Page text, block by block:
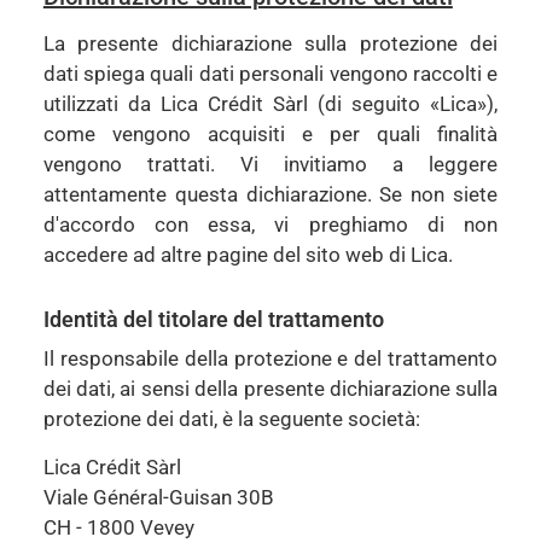
La presente dichiarazione sulla protezione dei
dati spiega quali dati personali vengono raccolti e
utilizzati da Lica Crédit Sàrl (di seguito «Lica»),
come vengono acquisiti e per quali finalità
vengono trattati. Vi invitiamo a leggere
attentamente questa dichiarazione. Se non siete
d'accordo con essa, vi preghiamo di non
accedere ad altre pagine del sito web di Lica.
Identità del titolare del trattamento
Il responsabile della protezione e del trattamento
dei dati, ai sensi della presente dichiarazione sulla
protezione dei dati, è la seguente società:
Lica Crédit Sàrl
Viale Général-Guisan 30B
CH - 1800 Vevey